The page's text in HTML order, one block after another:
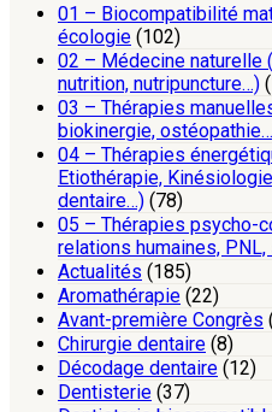
01 – Biocompatibilité
écologie (102)
02 – Médecine naturelle
nutrition, nutripuncture…)
03 – Thérapies
biokinergie,
04 – Thérapies
Etiothérapie,
dentaire…) (78)
05 – Thérapies psycho-
relations humaines,
Actualités (185)
Aromathérapie (22)
Avant-première Congrès
Chirurgie dentaire (8)
Décodage dentaire (12)
Dentisterie (37)